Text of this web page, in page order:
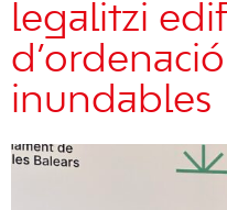
legalitzi
inundables